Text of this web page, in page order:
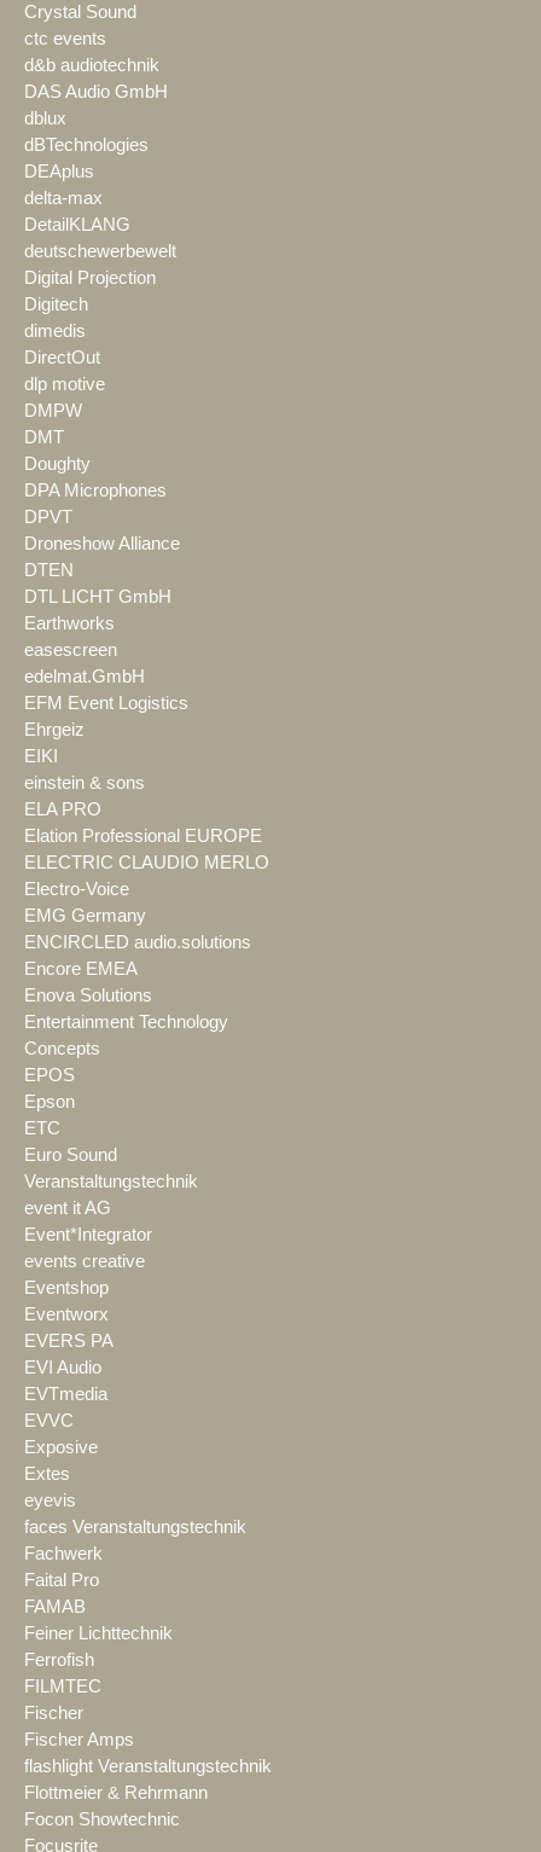
Crystal Sound
ctc events
d&b audiotechnik
DAS Audio GmbH
dblux
dBTechnologies
DEAplus
delta-max
DetailKLANG
deutschewerbewelt
Digital Projection
Digitech
dimedis
DirectOut
dlp motive
DMPW
DMT
Doughty
DPA Microphones
DPVT
Droneshow Alliance
DTEN
DTL LICHT GmbH
Earthworks
easescreen
edelmat.GmbH
EFM Event Logistics
Ehrgeiz
EIKI
einstein & sons
ELA PRO
Elation Professional EUROPE
ELECTRIC CLAUDIO MERLO
Electro-Voice
EMG Germany
ENCIRCLED audio.solutions
Encore EMEA
Enova Solutions
Entertainment Technology
Concepts
EPOS
Epson
ETC
Euro Sound
Veranstaltungstechnik
event it AG
Event*Integrator
events creative
Eventshop
Eventworx
EVERS PA
EVI Audio
EVTmedia
EVVC
Exposive
Extes
eyevis
faces Veranstaltungstechnik
Fachwerk
Faital Pro
FAMAB
Feiner Lichttechnik
Ferrofish
FILMTEC
Fischer
Fischer Amps
flashlight Veranstaltungstechnik
Flottmeier & Rehrmann
Focon Showtechnic
Focusrite